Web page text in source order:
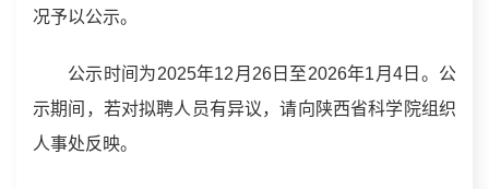
况予以公示。
公示时间为2025年12月26日至2026年1月4日。公
示期间，若对拟聘人员有异议，请向陕西省科学院组织
人事处反映。